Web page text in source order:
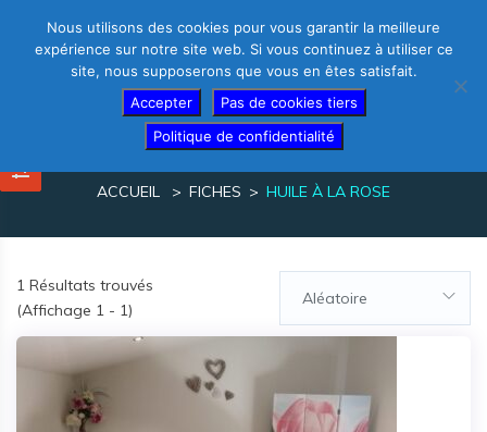
huile à la rose
ACCUEIL FICHES HUILE À LA ROSE
1 Résultats trouvés
(Affichage 1 - 1)
Aléatoire
Nous utilisons des cookies pour vous garantir la meilleure
expérience sur notre site web. Si vous continuez à utiliser ce
site, nous supposerons que vous en êtes satisfait.
Accepter
Pas de cookies tiers
Politique de confidentialité